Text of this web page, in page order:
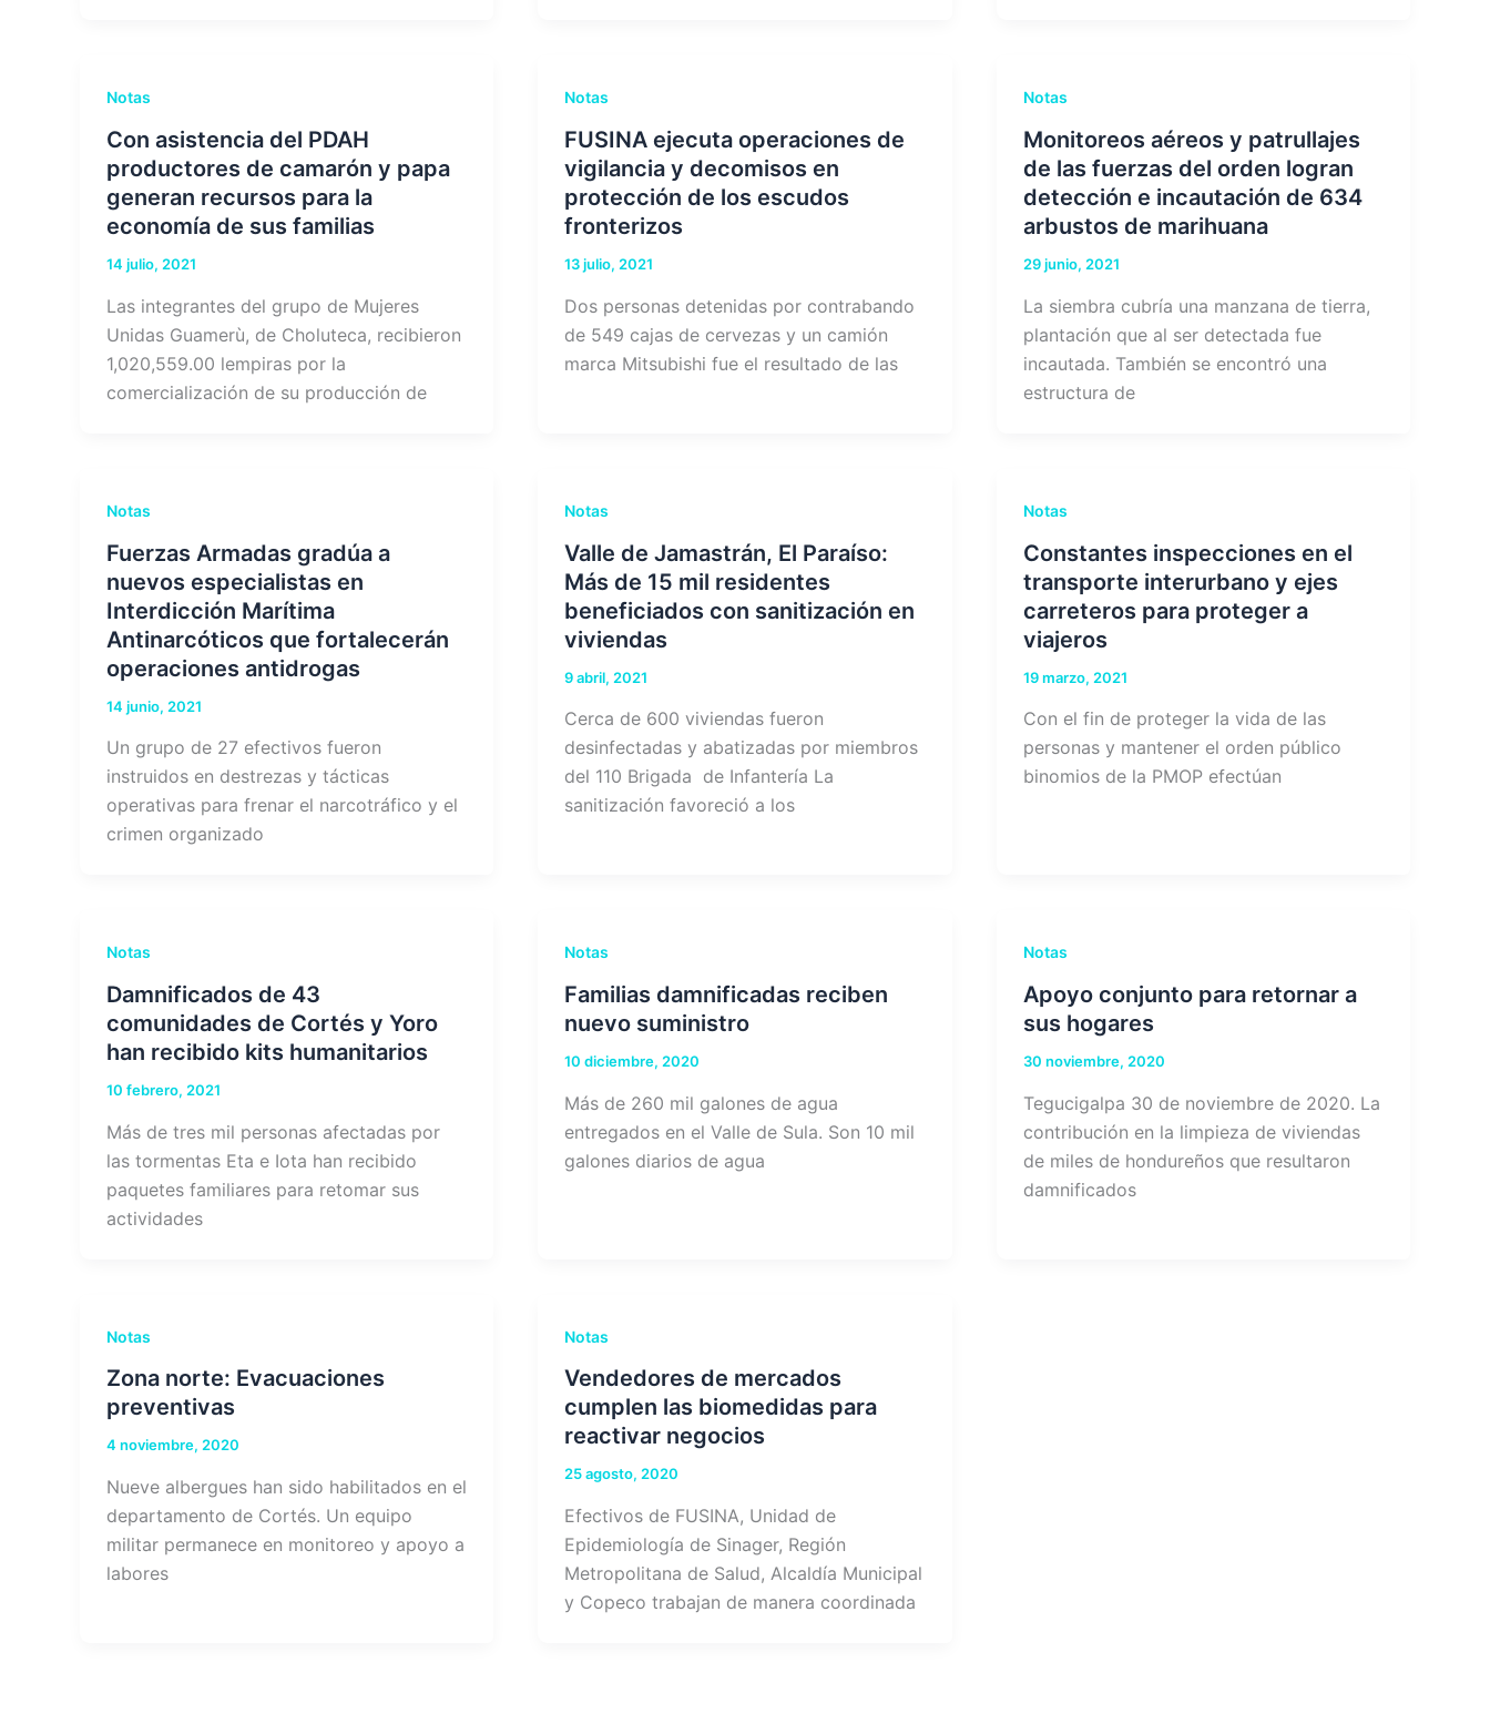
Notas
Con asistencia del PDAH
productores de camarón y papa
generan recursos para la
economía de sus familias
14 julio, 2021
Las integrantes del grupo de Mujeres
Unidas Guamerù, de Choluteca, recibieron
1,020,559.00 lempiras por la
comercialización de su producción de
Notas
FUSINA ejecuta operaciones de
vigilancia y decomisos en
protección de los escudos
fronterizos
13 julio, 2021
Dos personas detenidas por contrabando
de 549 cajas de cervezas y un camión
marca Mitsubishi fue el resultado de las
Notas
Monitoreos aéreos y patrullajes
de las fuerzas del orden logran
detección e incautación de 634
arbustos de marihuana
29 junio, 2021
La siembra cubría una manzana de tierra,
plantación que al ser detectada fue
incautada. También se encontró una
estructura de
Notas
Fuerzas Armadas gradúa a
nuevos especialistas en
Interdicción Marítima
Antinarcóticos que fortalecerán
operaciones antidrogas
14 junio, 2021
Un grupo de 27 efectivos fueron
instruidos en destrezas y tácticas
operativas para frenar el narcotráfico y el
crimen organizado
Notas
Valle de Jamastrán, El Paraíso:
Más de 15 mil residentes
beneficiados con sanitización en
viviendas
9 abril, 2021
Cerca de 600 viviendas fueron
desinfectadas y abatizadas por miembros
del 110 Brigada de Infantería La
sanitización favoreció a los
Notas
Constantes inspecciones en el
transporte interurbano y ejes
carreteros para proteger a
viajeros
19 marzo, 2021
Con el fin de proteger la vida de las
personas y mantener el orden público
binomios de la PMOP efectúan
Notas
Damnificados de 43
comunidades de Cortés y Yoro
han recibido kits humanitarios
10 febrero, 2021
Más de tres mil personas afectadas por
las tormentas Eta e Iota han recibido
paquetes familiares para retomar sus
actividades
Notas
Familias damnificadas reciben
nuevo suministro
10 diciembre, 2020
Más de 260 mil galones de agua
entregados en el Valle de Sula. Son 10 mil
galones diarios de agua
Notas
Apoyo conjunto para retornar a
sus hogares
30 noviembre, 2020
Tegucigalpa 30 de noviembre de 2020. La
contribución en la limpieza de viviendas
de miles de hondureños que resultaron
damnificados
Notas
Zona norte: Evacuaciones
preventivas
4 noviembre, 2020
Nueve albergues han sido habilitados en el
departamento de Cortés. Un equipo
militar permanece en monitoreo y apoyo a
labores
Notas
Vendedores de mercados
cumplen las biomedidas para
reactivar negocios
25 agosto, 2020
Efectivos de FUSINA, Unidad de
Epidemiología de Sinager, Región
Metropolitana de Salud, Alcaldía Municipal
y Copeco trabajan de manera coordinada